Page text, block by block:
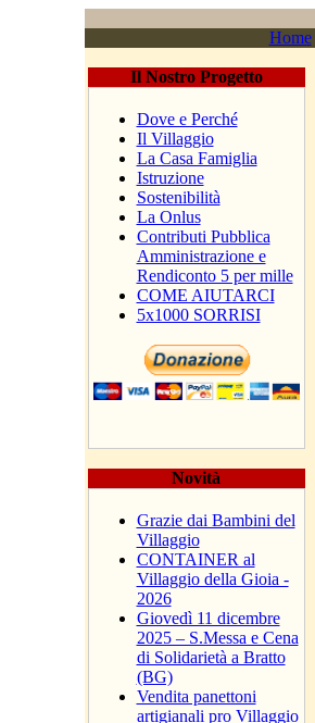
Home
Il Nostro Progetto
Dove e Perché
Il Villaggio
La Casa Famiglia
Istruzione
Sostenibilità
La Onlus
Contributi Pubblica
Amministrazione e
Rendiconto 5 per mille
COME AIUTARCI
5x1000 SORRISI
Novità
Grazie dai Bambini del
Villaggio
CONTAINER al
Villaggio della Gioia -
2026
Giovedì 11 dicembre
2025 – S.Messa e Cena
di Solidarietà a Bratto
(BG)
Vendita panettoni
artigianali pro Villaggio